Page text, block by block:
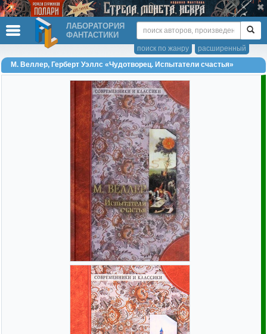
ЛАБОРАТОРИЯ
ФАНТАСТИКИ
расширенный
поиск по жанру
М. Веллер, Герберт Уэллс «Чудотворец. Испытатели счастья»